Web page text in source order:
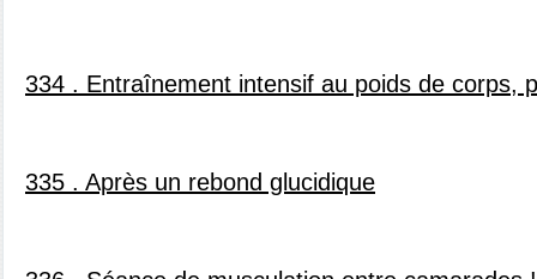
334 . Entraînement intensif au poids de corps,
335 . Après un rebond glucidique